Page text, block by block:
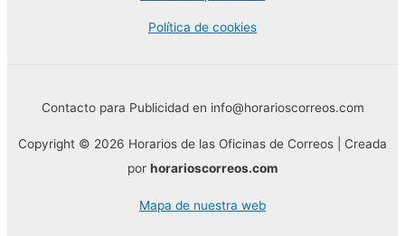
Política de cookies
Contacto para Publicidad en info@horarioscorreos.com
Copyright © 2026 Horarios de las Oficinas de Correos | Creada
por horarioscorreos.com
Mapa de nuestra web